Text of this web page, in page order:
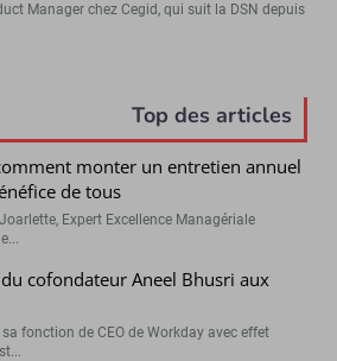
Manager chez Cegid, qui suit la DSN depuis
Top des articles
monter un entretien annuel
de tous
Expert Excellence Managériale
cofondateur Aneel Bhusri aux
fonction de CEO de Workday avec effet